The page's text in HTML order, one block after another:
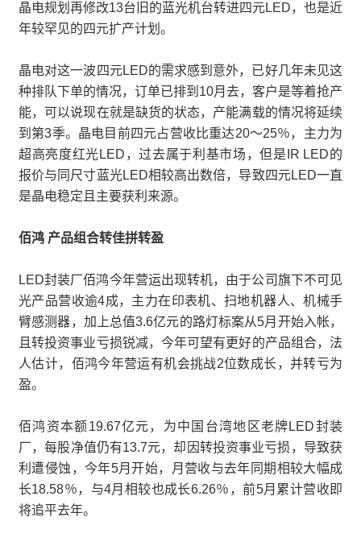
晶电规划再修改13台旧的蓝光机台转进四元LED，也是近
年较罕见的四元扩产计划。
晶电对这一波四元LED的需求感到意外，已好几年未见这
种排队下单的情况，订单已排到10月去，客户是等着抢产
能，可以说现在就是缺货的状态，产能满载的情况将延续
到第3季。晶电目前四元占营收比重达20～25％，主力为
超高亮度红光LED，过去属于利基市场，但是IR LED的
报价与同尺寸蓝光LED相较高出数倍，导致四元LED一直
是晶电稳定且主要获利来源。
佰鸿 产品组合转佳拼转盈
LED封装厂佰鸿今年营运出现转机，由于公司旗下不可见
光产品营收逾4成，主力在印表机、扫地机器人、机械手
臂感测器，加上总值3.6亿元的路灯标案从5月开始入帐，
且转投资事业亏损锐减，今年可望有更好的产品组合，法
人估计，佰鸿今年营运有机会挑战2位数成长，并转亏为
盈。
佰鸿资本额19.67亿元，为中国台湾地区老牌LED封装
厂，每股净值仍有13.7元，却因转投资事业亏损，导致获
利遭侵蚀，今年5月开始，月营收与去年同期相较大幅成
长18.58％，与4月相较也成长6.26％，前5月累计营收即
将追平去年。